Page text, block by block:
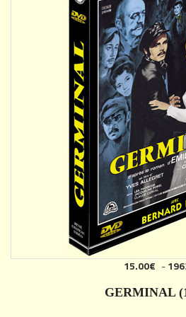
15.00€ -
GERMINAL